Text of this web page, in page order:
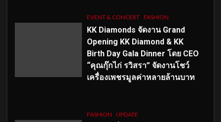
EVENT & CONCERT FASHION
KK Diamonds จัดงาน Grand
Opening KK Diamond & KK
Birth Day Gala Dinner โดย CEO
“คุณกุ๊กไก่ รวิสรา” จัดงานโชว์
เครื่องเพชรมูลค่าหลายล้านบาท
FASHION UPDATE